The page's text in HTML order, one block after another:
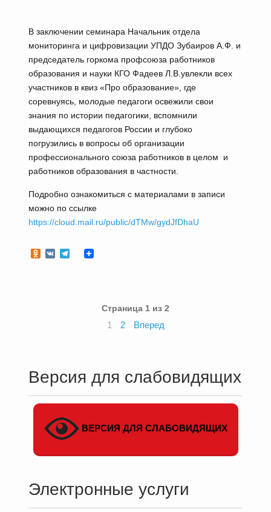
В заключении семинара Начальник отдела
мониторинга и цифровизации УПДО Зубаиров А.Ф. и
председатель горкома профсоюза работников
образования и науки КГО Фадеев Л.В.увлекли всех
участников в квиз «Про образование», где
соревнуясь, молодые педагоги освежили свои
знания по истории педагогики, вспомнили
выдающихся педагогов России и глубоко
погрузились в вопросы об организации
профессионального союза работников в целом и
работников образования в частности.
Подробно ознакомиться с материалами в записи
можно по ссылке
https://cloud.mail.ru/public/dTMw/gydJfDhaU
Odnoklassniki
VKTelegram
Страница 1 из 2
1 2 Вперед
Версия для слабовидящих
ВЕРСИЯ ДЛЯ СЛАБОВИДЯЩИХ
Электронные услуги